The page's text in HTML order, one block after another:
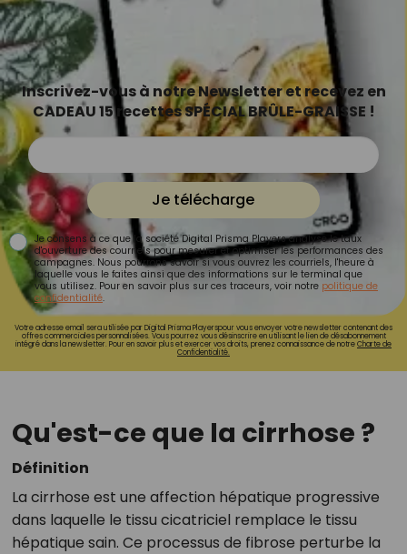
Inscrivez-vous à notre Newsletter et recevez en
CADEAU 15 recettes SPÉCIAL BRÛLE-GRAISSE !
Je télécharge
Je consens à ce que la société Digital Prisma Players analyse le taux
d'ouverture des courriels pour mesurer et optimiser les performances des
campagnes. Nous pourrons savoir si vous ouvrez les courriels, l'heure à
laquelle vous le faites ainsi que des informations sur le terminal que
vous utilisez. Pour en savoir plus sur ces traceurs, voir notre politique de
confidentialité.
Votre adresse email sera utilisée par Digital Prisma Playerspour vous envoyer votre newsletter contenant des
offres commerciales personnalisées. Vous pourrez vous désinscrire en utilisant le lien de désabonnement
intégré dans la newsletter. Pour en savoir plus et exercer vos droits, prenez connaissance de notreCharte de
Confidentialité.
Qu'est-ce que la cirrhose ?
Définition
La cirrhose est une affection hépatique progressive
dans laquelle le tissu cicatriciel remplace le tissu
hépatique sain. Ce processus de fibrose perturbe la